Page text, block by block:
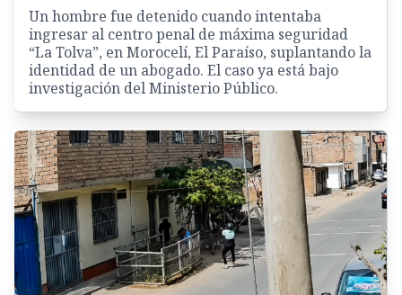
Un hombre fue detenido cuando intentaba
ingresar al centro penal de máxima seguridad
“La Tolva”, en Morocelí, El Paraíso, suplantando la
identidad de un abogado. El caso ya está bajo
investigación del Ministerio Público.